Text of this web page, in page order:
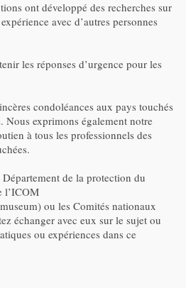
ont développé des recherches sur
avec d’autres personnes
les réponses d’urgence pour les
condoléances aux pays touchés
Nous exprimons également notre
à tous les professionnels des
de la protection du
l’ICOM
ou les Comités nationaux
échanger avec eux sur le sujet ou
ou expériences dans ce